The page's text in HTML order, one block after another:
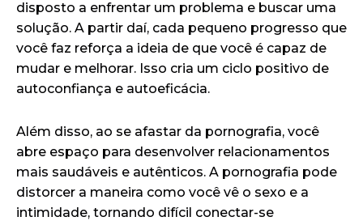
disposto a enfrentar um problema e buscar uma
solução. A partir daí, cada pequeno progresso que
você faz reforça a ideia de que você é capaz de
mudar e melhorar. Isso cria um ciclo positivo de
autoconfiança e autoeficácia.
Além disso, ao se afastar da pornografia, você
abre espaço para desenvolver relacionamentos
mais saudáveis e autênticos. A pornografia pode
distorcer a maneira como você vê o sexo e a
intimidade, tornando difícil conectar-se